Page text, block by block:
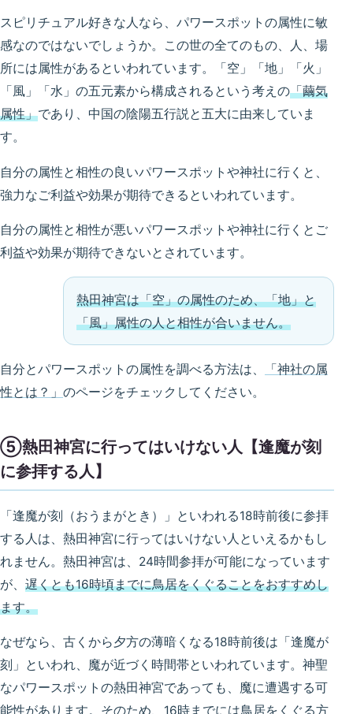
スピリチュアル好きな人なら、パワースポットの属性に敏
感なのではないでしょうか。この世の全てのもの、人、場
所には属性があるといわれています。「空」「地」「火」
「風」「水」の五元素から構成されるという考えの「繭気
属性」であり、中国の陰陽五行説と五大に由来していま
す。
自分の属性と相性の良いパワースポットや神社に行くと、
強力なご利益や効果が期待できるといわれています。
自分の属性と相性が悪いパワースポットや神社に行くとご
利益や効果が期待できないとされています。
熱田神宮は「空」の属性のため、「地」と
「風」属性の人と相性が合いません。
自分とパワースポットの属性を調べる方法は、
「神社の属
性とは？」 のページをチェックしてください。
⑤熱田神宮に行ってはいけない人【逢魔が刻
に参拝する人】
「逢魔が刻（おうまがとき）」といわれる18時前後に参拝
する人は、熱田神宮に行ってはいけない人といえるかもし
れません。熱田神宮は、24時間参拝が可能になっています
が、 遅くとも16時頃までに鳥居をくぐることをおすすめし
ます。
なぜなら、古くから夕方の薄暗くなる18時前後は「逢魔が
刻」といわれ、魔が近づく時間帯といわれています。神聖
なパワースポットの熱田神宮であっても、魔に遭遇する可
能性があります。そのため、16時までには鳥居をくぐる方